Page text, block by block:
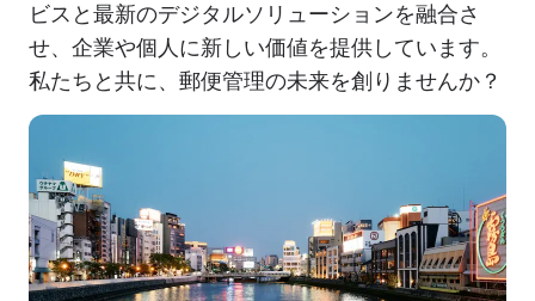
ビスと最新のデジタルソリューションを融合さ
せ、企業や個人に新しい価値を提供しています。
私たちと共に、郵便管理の未来を創りませんか？